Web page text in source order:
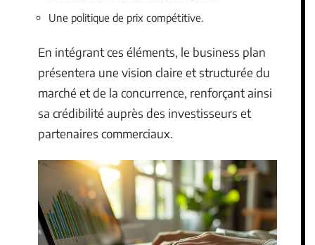
Une politique de prix compétitive.
En intégrant ces éléments, le business plan
présentera une vision claire et structurée du
marché et de la concurrence, renforçant ainsi
sa crédibilité auprès des investisseurs et
partenaires commerciaux.